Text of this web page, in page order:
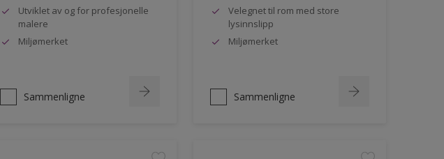
Utviklet av og for profesjonelle
malere
Miljømerket
Sammenligne
Velegnet til rom med store
lysinnslipp
Miljømerket
Sammenligne